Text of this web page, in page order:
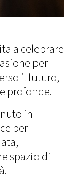
a celebrare
per
il futuro,
profonde.
in
per
spazio di